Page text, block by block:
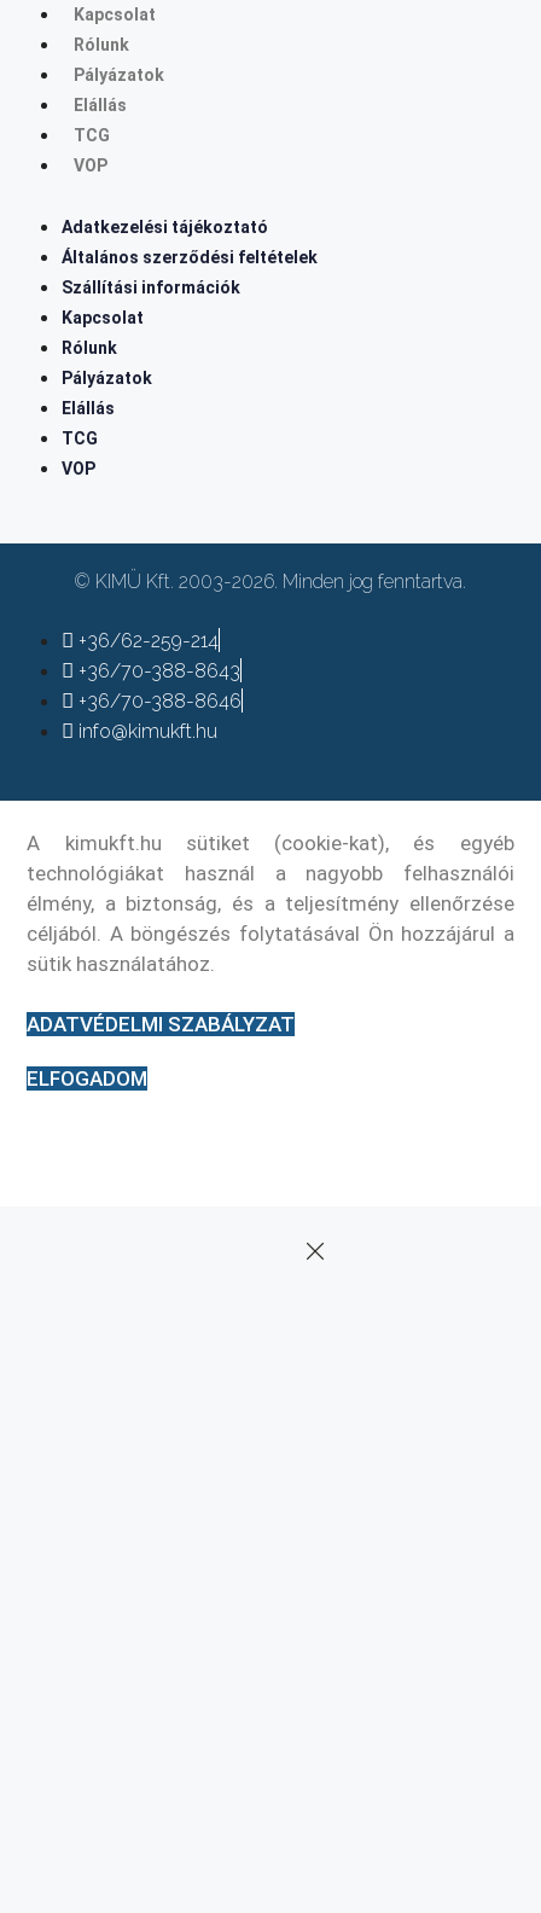
Kapcsolat
Rólunk
Pályázatok
Elállás
TCG
VOP
Adatkezelési tájékoztató
Általános szerződési feltételek
Szállítási információk
Kapcsolat
Rólunk
Pályázatok
Elállás
TCG
VOP
© KIMÜ Kft. 2003-2026. Minden jog fenntartva.
+36/62-259-214
+36/70-388-8643
+36/70-388-8646
info@kimukft.hu
A kimukft.hu sütiket (cookie-kat), és egyéb
technológiákat használ a nagyobb felhasználói
élmény, a biztonság, és a teljesítmény ellenőrzése
céljából. A böngészés folytatásával Ön hozzájárul a
sütik használatához.
ADATVÉDELMI SZABÁLYZAT
ELFOGADOM